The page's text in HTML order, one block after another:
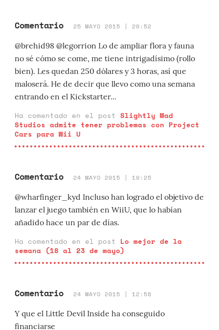
Comentario 25 MAYO 2015 | 20:52
@brehid98 @legorrion Lo de ampliar flora y fauna
no sé cómo se come, me tiene intrigadísimo (rollo
bien). Les quedan 250 dólares y 3 horas, así que
maloserá. He de decir que llevo como una semana
entrando en el Kickstarter...
Ha comentado en el post Slightly Mad
Studios admite tener problemas con Project
Cars para Wii U
Comentario 24 MAYO 2015 | 19:25
@wharfinger_kyd Incluso han logrado el objetivo de
lanzar el juego también en WiiU, que lo habían
añadido hace un par de días.
Ha comentado en el post Lo mejor de la
semana (18 al 23 de mayo)
Comentario 24 MAYO 2015 | 12:58
Y que el Little Devil Inside ha conseguido
financiarse